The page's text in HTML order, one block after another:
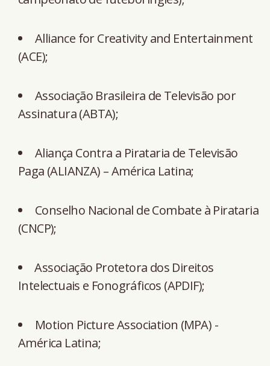
Alliance for Creativity and Entertainment
(ACE);
Associação Brasileira de Televisão por
Assinatura (ABTA); ⁠
Aliança Contra a Pirataria de Televisão
Paga (ALIANZA) – América Latina;
Conselho Nacional de Combate à Pirataria
(CNCP);
⁠Associação Protetora dos Direitos
Intelectuais e Fonográficos (APDIF);
Motion Picture Association (⁠MPA) -
América Latina;